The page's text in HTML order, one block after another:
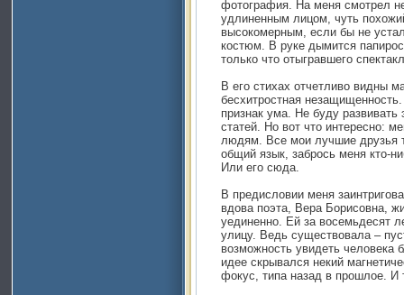
фотография. На меня смотрел
удлиненным лицом, чуть
высокомерным, если бы не
костюм. В руке дымится
только что отыгравшего
В его стихах отчетливо видны
бесхитростная
признак ума. Не буду
статей. Но вот что интересно:
людям. Все мои лучшие
общий язык, забрось меня кто-
Или его сюда.
В предисловии меня
вдова поэта, Вера Борисовна,
уединенно. Eй за восемьдесят
улицу. Ведь существовала –
возможность увидеть человека
идее скрывался некий
фокус, типа назад в прошлое. И